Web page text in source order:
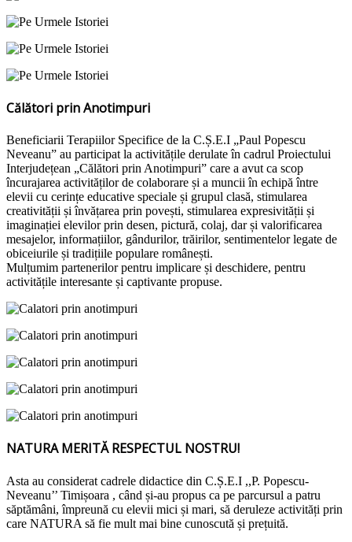
Călători prin Anotimpuri
Beneficiarii Terapiilor Specifice de la C.Ș.E.I „Paul Popescu
Neveanu” au participat la activitățile derulate în cadrul Proiectului
Interjudețean „Călători prin Anotimpuri” care a avut ca scop
încurajarea activităților de colaborare și a muncii în echipă între
elevii cu cerințe educative speciale și grupul clasă, stimularea
creativității și învățarea prin povești, stimularea expresivității și
imaginației elevilor prin desen, pictură, colaj, dar și valorificarea
mesajelor, informațiilor, gândurilor, trăirilor, sentimentelor legate de
obiceiurile și tradițiile populare românești.
Mulțumim partenerilor pentru implicare și deschidere, pentru
activitățile interesante și captivante propuse.
NATURA MERITĂ RESPECTUL NOSTRU!
Asta au considerat cadrele didactice din C.Ș.E.I ,,P. Popescu-
Neveanu’’ Timișoara , când și-au propus ca pe parcursul a patru
săptămâni, împreună cu elevii mici și mari, să deruleze activități prin
care NATURA să fie mult mai bine cunoscută și prețuită.